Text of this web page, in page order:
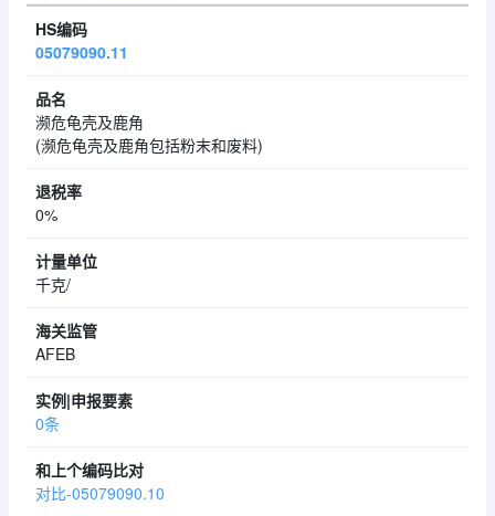
05079090.11
濒危龟壳及鹿角
(濒危龟壳及鹿角包括粉末和废料)
0%
千克/
AFEB
0条
对比-05079090.10